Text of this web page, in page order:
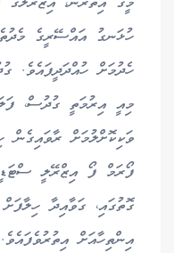
ހެދުމަށް ހުއްދަދީފައެވެ.
މިއީ އިރުމަތީ ގުދުސް،
ވަކިކޮށްލުމަށް
ފޯރަމް ފޯ އިޒްރޭލީ
ގޮތުގައި، ގަވާއިދާ